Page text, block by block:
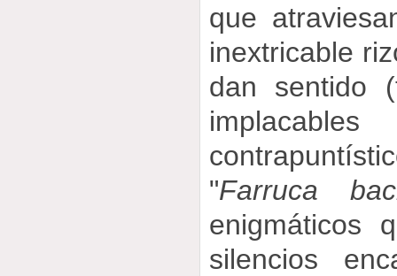
que
inextricable
dan sentido
"Farruca
enigmáticos
silencios